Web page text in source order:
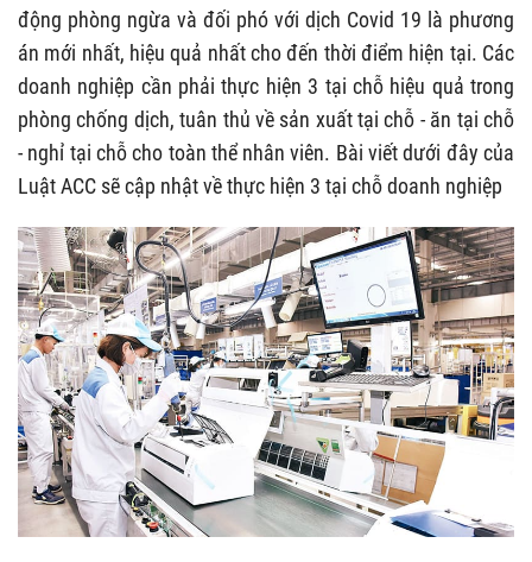
động phòng ngừa và đối phó với dịch Covid 19 là phương
án mới nhất, hiệu quả nhất cho đến thời điểm hiện tại. Các
doanh nghiệp cần phải thực hiện 3 tại chỗ hiệu quả trong
phòng chống dịch, tuân thủ về sản xuất tại chỗ - ăn tại chỗ
- nghỉ tại chỗ cho toàn thể nhân viên. Bài viết dưới đây của
Luật ACC sẽ cập nhật về thực hiện 3 tại chỗ doanh nghiệp